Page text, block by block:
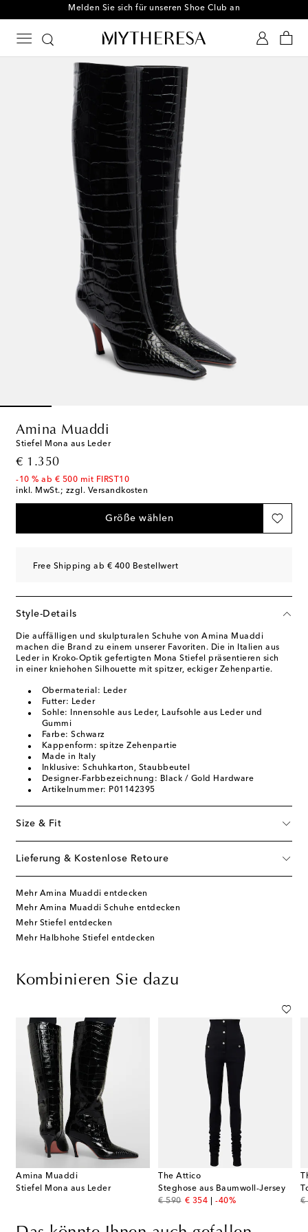
Melden Sie sich für unseren Shoe Club an
Amina Muaddi
Stiefel Mona aus Leder
€ 1.350
original price
-10 % ab € 500 mit FIRST10
inkl. MwSt.; zzgl. Versandkosten
Größe wählen
Free Shipping ab € 400 Bestellwert
Style-Details
Die auffälligen und skulpturalen Schuhe von Amina Muaddi
machen die Brand zu einem unserer Favoriten. Die in Italien aus
Leder in Kroko-Optik gefertigten Mona Stiefel präsentieren sich
in einer kniehohen Silhouette mit spitzer, eckiger Zehenpartie.
Obermaterial: Leder
Futter: Leder
Sohle: Innensohle aus Leder, Laufsohle aus Leder und
Gummi
Farbe: Schwarz
Kappenform: spitze Zehenpartie
Made in Italy
Inklusive: Schuhkarton, Staubbeutel
Designer-Farbbezeichnung: Black / Gold Hardware
Artikelnummer: P01142395
Size & Fit
Lieferung & Kostenlose Retoure
Mehr Amina Muaddi entdecken
Mehr Amina Muaddi Schuhe entdecken
Mehr Stiefel entdecken
Mehr Halbhohe Stiefel entdecken
Kombinieren Sie dazu
Amina Muaddi
Stiefel Mona aus Leder
The Attico
Steghose aus Baumwoll-Jersey
€ 590
original price
€ 354
discount price
-40%
€